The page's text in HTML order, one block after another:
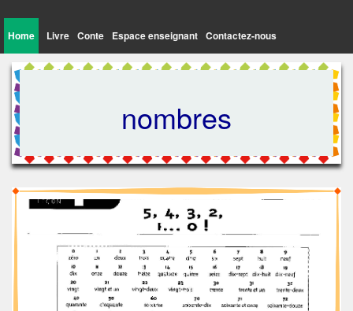
Home Livre Conte Espace enseignant Contactez-nous
nombres